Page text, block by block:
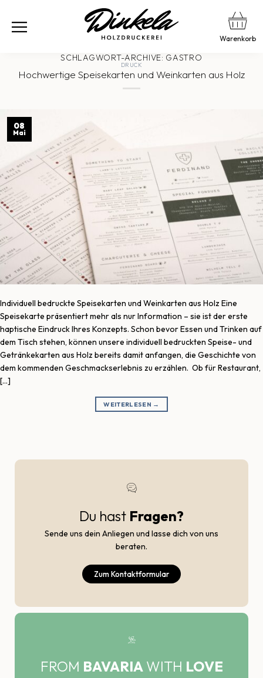
Warenkorb
SCHLAGWORT-ARCHIVE: GASTRO
DRUCK
Hochwertige Speisekarten und Weinkarten aus Holz
08
Mai
Individuell bedruckte Speisekarten und Weinkarten aus Holz Eine
Speisekarte präsentiert mehr als nur Information – sie ist der erste
haptische Eindruck Ihres Konzepts. Schon bevor Essen und Trinken auf
dem Tisch stehen, können unsere individuell bedruckten Speise- und
Getränkekarten aus Holz bereits damit anfangen, die Geschichte von
dem kommenden Geschmackserlebnis zu erzählen. Ob für Restaurant,
[…]
WEITERLESEN →
Du hast Fragen?
Sende uns dein Anliegen und lasse dich von uns
beraten.
Zum Kontaktformular
FROM BAVARIAWITH LOVE